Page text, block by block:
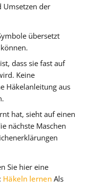
Umsetzen der
übersetzt
dass sie fast auf
Keine
Häkelanleitung aus
hat, sieht auf einen
nächste Maschen
Sie hier eine
Häkeln lernen Als